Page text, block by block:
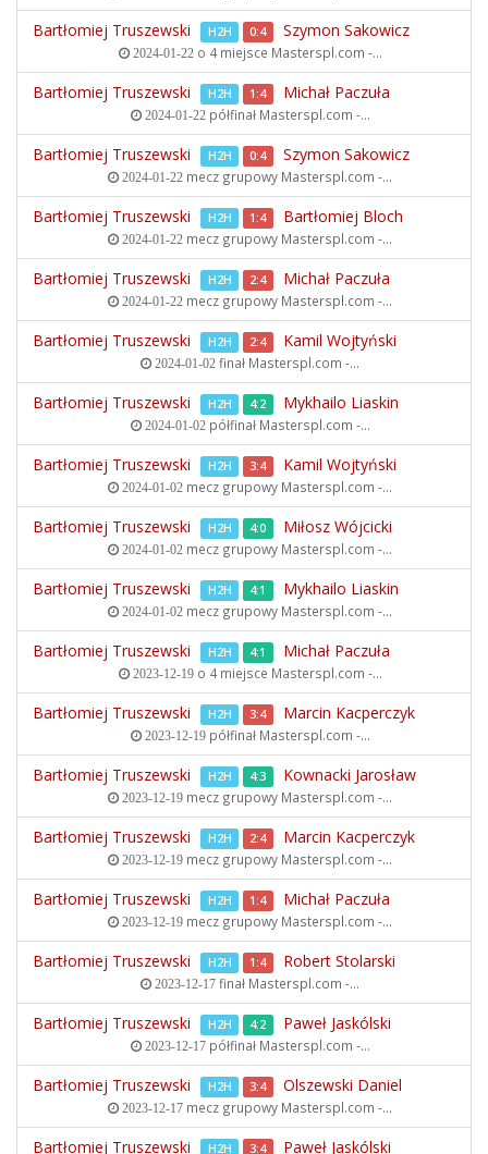
Bartłomiej Truszewski H2H 0:4 Szymon Sakowicz
2024-01-22o 4 miejsce Masterspl.com -...
Bartłomiej Truszewski H2H 1:4 Michał Paczuła
2024-01-22półfinał Masterspl.com -...
Bartłomiej Truszewski H2H 0:4 Szymon Sakowicz
2024-01-22 mecz grupowy Masterspl.com -...
Bartłomiej Truszewski H2H 1:4 Bartłomiej Bloch
2024-01-22 mecz grupowy Masterspl.com -...
Bartłomiej Truszewski H2H 2:4 Michał Paczuła
2024-01-22 mecz grupowy Masterspl.com -...
Bartłomiej Truszewski H2H 2:4 Kamil Wojtyński
2024-01-02 finał Masterspl.com -...
Bartłomiej Truszewski H2H 4:2 Mykhailo Liaskin
2024-01-02półfinał Masterspl.com -...
Bartłomiej Truszewski H2H 3:4 Kamil Wojtyński
2024-01-02 mecz grupowy Masterspl.com -...
Bartłomiej Truszewski H2H 4:0 Miłosz Wójcicki
2024-01-02 mecz grupowy Masterspl.com -...
Bartłomiej Truszewski H2H 4:1 Mykhailo Liaskin
2024-01-02 mecz grupowy Masterspl.com -...
Bartłomiej Truszewski H2H 4:1 Michał Paczuła
2023-12-19o 4 miejsce Masterspl.com -...
Bartłomiej Truszewski H2H 3:4 Marcin Kacperczyk
2023-12-19półfinał Masterspl.com -...
Bartłomiej Truszewski H2H 4:3 Kownacki Jarosław
2023-12-19 mecz grupowy Masterspl.com -...
Bartłomiej Truszewski H2H 2:4 Marcin Kacperczyk
2023-12-19 mecz grupowy Masterspl.com -...
Bartłomiej Truszewski H2H 1:4 Michał Paczuła
2023-12-19 mecz grupowy Masterspl.com -...
Bartłomiej Truszewski H2H 1:4 Robert Stolarski
2023-12-17 finał Masterspl.com -...
Bartłomiej Truszewski H2H 4:2 Paweł Jaskólski
2023-12-17półfinał Masterspl.com -...
Bartłomiej Truszewski H2H 3:4 Olszewski Daniel
2023-12-17 mecz grupowy Masterspl.com -...
Bartłomiej Truszewski H2H 3:4 Paweł Jaskólski